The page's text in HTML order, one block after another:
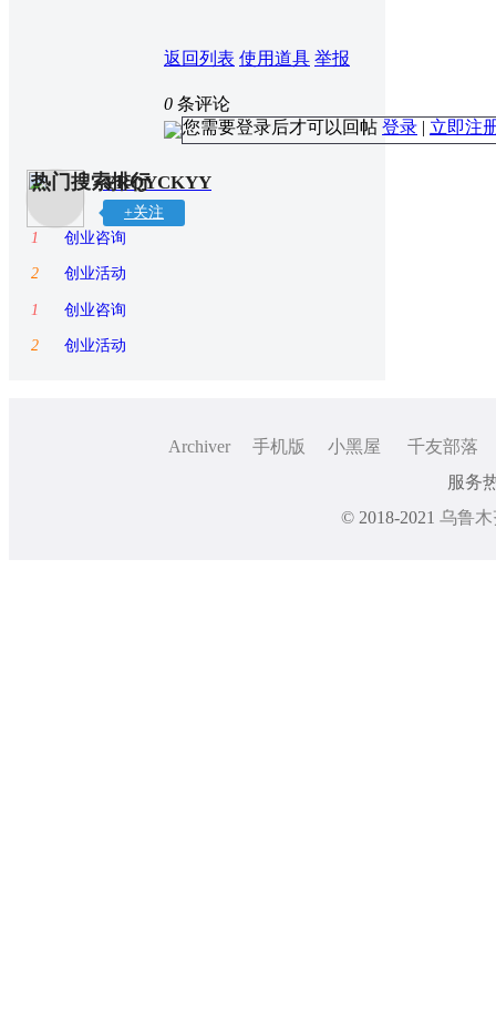
返回列表 使用道具 举报
0 条评论
您需要登录后才可以回帖 登录 | 立即注
YRQYCKYY
+关注
热门搜索排行
1 创业咨询
2 创业活动
1 创业咨询
2 创业活动
Archiver 手机版 小黑屋
千友部落
服务
© 2018-2021 乌鲁